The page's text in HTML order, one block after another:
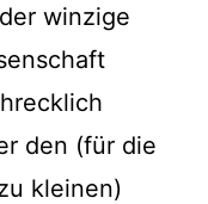
winzige
den (für die
kleinen)